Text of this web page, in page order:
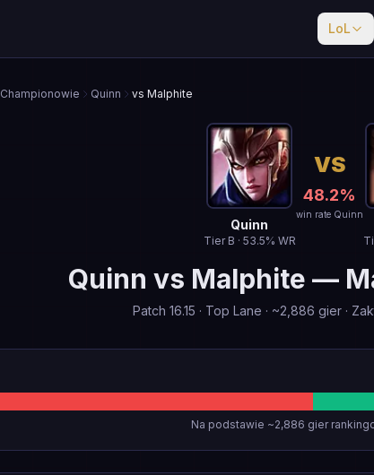
LoL
Championowie Quinn vs Malphite
Quinn
Tier B · 53.5% WR
VS
48.2%
win rate Quinn
Quinn vs Malphite —
Patch 16.15 · Top Lane · ~2,886 gier ·
Na podstawie ~2,886 gier